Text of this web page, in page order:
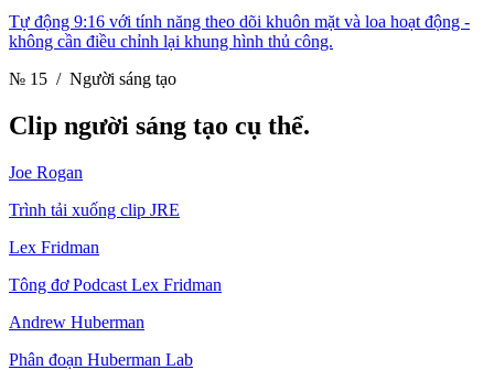
Tự động 9:16 với tính năng theo dõi khuôn mặt và loa hoạt động -
không cần điều chỉnh lại khung hình thủ công.
№ 15 / Người sáng tạo
Clip người sáng tạo cụ thể.
Joe Rogan
Trình tải xuống clip JRE
Lex Fridman
Tông đơ Podcast Lex Fridman
Andrew Huberman
Phân đoạn Huberman Lab